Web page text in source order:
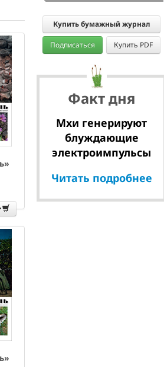
Купить бумажный журнал
Подписаться Купить PDF
Факт дня
Мхи генерируют
блуждающие
электроимпульсы
Читать подробнее